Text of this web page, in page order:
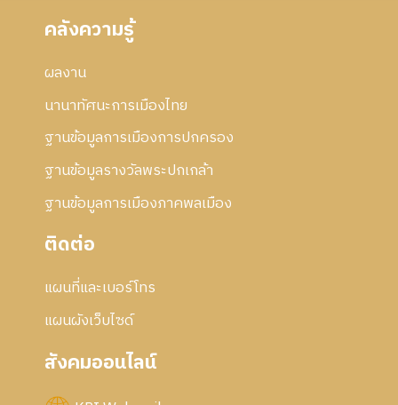
คลังความรู้
ผลงาน
นานาทัศนะการเมืองไทย
ฐานข้อมูลการเมืองการปกครอง
ฐานข้อมูลรางวัลพระปกเกล้า
ฐานข้อมูลการเมืองภาคพลเมือง
ติดต่อ
แผนที่และเบอร์โทร
แผนผังเว็บไซด์
สังคมออนไลน์